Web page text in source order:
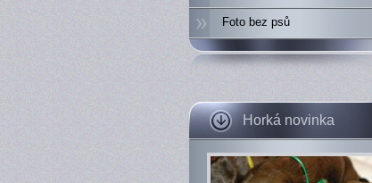
Foto bez psů
Horká novinka